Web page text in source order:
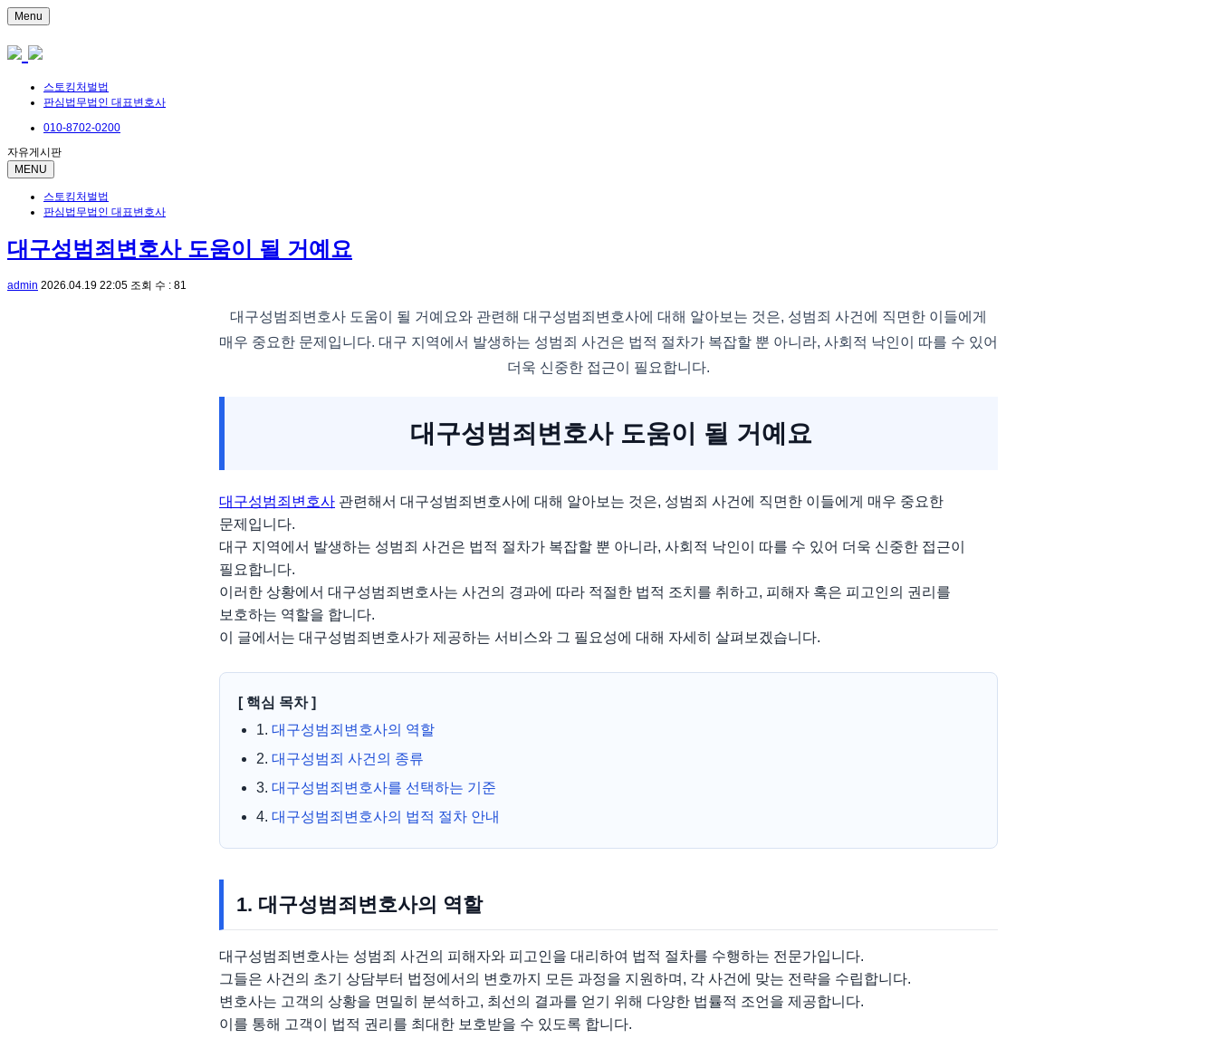
Menu
스토킹처벌법
판심법무법인 대표변호사
010-8702-0200
자유게시판
MENU
스토킹처벌법
판심법무법인 대표변호사
대구성범죄변호사 도움이 될 거예요
admin 2026.04.19 22:05 조회 수 : 81
대구성범죄변호사 도움이 될 거예요와 관련해 대구성범죄변호사에 대해 알아보는 것은, 성범죄 사건에 직면한 이들에게
매우 중요한 문제입니다. 대구 지역에서 발생하는 성범죄 사건은 법적 절차가 복잡할 뿐 아니라, 사회적 낙인이 따를 수 있어
더욱 신중한 접근이 필요합니다.
대구성범죄변호사 도움이 될 거예요
대구성범죄변호사 관련해서 대구성범죄변호사에 대해 알아보는 것은, 성범죄 사건에 직면한 이들에게 매우 중요한
문제입니다.
대구 지역에서 발생하는 성범죄 사건은 법적 절차가 복잡할 뿐 아니라, 사회적 낙인이 따를 수 있어 더욱 신중한 접근이
필요합니다.
이러한 상황에서 대구성범죄변호사는 사건의 경과에 따라 적절한 법적 조치를 취하고, 피해자 혹은 피고인의 권리를
보호하는 역할을 합니다.
이 글에서는 대구성범죄변호사가 제공하는 서비스와 그 필요성에 대해 자세히 살펴보겠습니다.
[ 핵심 목차 ]
1. 대구성범죄변호사의 역할
2. 대구성범죄 사건의 종류
3. 대구성범죄변호사를 선택하는 기준
4. 대구성범죄변호사의 법적 절차 안내
1. 대구성범죄변호사의 역할
대구성범죄변호사는 성범죄 사건의 피해자와 피고인을 대리하여 법적 절차를 수행하는 전문가입니다.
그들은 사건의 초기 상담부터 법정에서의 변호까지 모든 과정을 지원하며, 각 사건에 맞는 전략을 수립합니다.
변호사는 고객의 상황을 면밀히 분석하고, 최선의 결과를 얻기 위해 다양한 법률적 조언을 제공합니다.
이를 통해 고객이 법적 권리를 최대한 보호받을 수 있도록 합니다.